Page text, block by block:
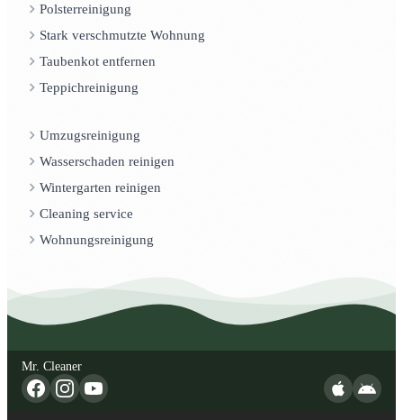
Polsterreinigung
Stark verschmutzte Wohnung
Taubenkot entfernen
Teppichreinigung
Umzugsreinigung
Wasserschaden reinigen
Wintergarten reinigen
Cleaning service
Wohnungsreinigung
Mr. Cleaner